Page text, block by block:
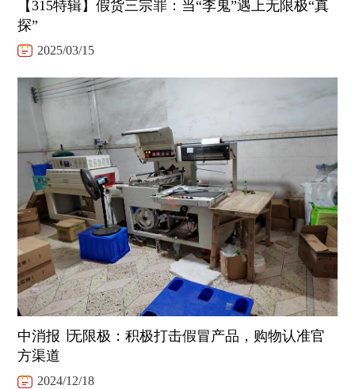
【315特辑】假货三宗罪：当“李鬼”遇上无限极“真
探”
2025/03/15
中消报 ∣无限极：积极打击假冒产品，购物认准官
方渠道
2024/12/18